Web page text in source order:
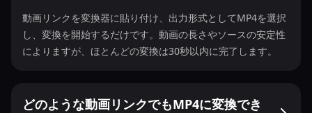
動画リンクを変換器に貼り付け、出力形式としてMP4を選択
し、変換を開始するだけです。動画の長さやソースの安定性
によりますが、ほとんどの変換は30秒以内に完了します。
どのような動画リンクでもMP4に変換でき